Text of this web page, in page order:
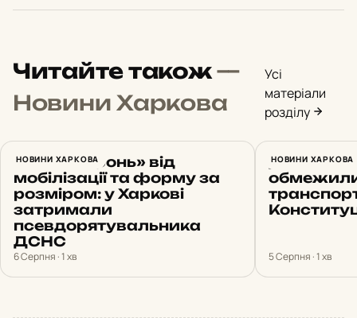
Читайте також—
Новини Харкова
Усі
матеріали
розділу
НОВИНИ ХАРКОВА
Обіцяв «бронь» від
мобілізації та форму за
розміром: у Харкові
затримали
псевдорятувальника
ДСНС
6 Серпня · 1 хв
НОВИНИ ХАРКОВА
До 10
5 Серпня · 1 хв